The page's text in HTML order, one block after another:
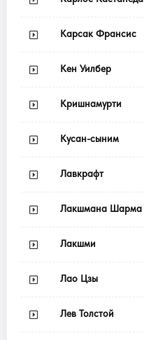
Карсак Франсис
Кен Уилбер
Кришнамурти
Кусан-сыним
Лавкрафт
Лакшмана Шарма
Лакшми
Лао Цзы
Лев Толстой